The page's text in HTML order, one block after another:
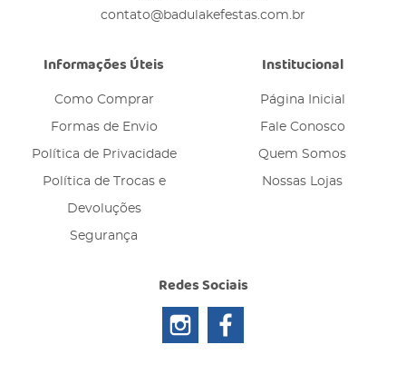
contato@badulakefestas.com.br
Informações Úteis
Como Comprar
Formas de Envio
Política de Privacidade
Política de Trocas e
Devoluções
Segurança
Institucional
Página Inicial
Fale Conosco
Quem Somos
Nossas Lojas
Redes Sociais